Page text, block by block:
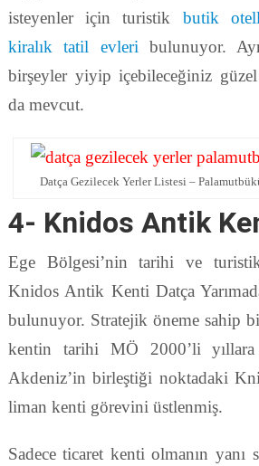
isteyenler için turistik butik
kiralık tatil evleri bulunuyor.
birşeyler yiyip içebileceğiniz
da mevcut.
Datça Gezilecek Yerler Listesi –
4- Knidos Antik
Ege Bölgesi’nin tarihi ve
Knidos Antik Kenti Datça
bulunuyor. Stratejik öneme sahip
kentin tarihi MÖ 2000’li
Akdeniz’in birleştiği noktadaki
liman kenti görevini üstlenmiş.
Sadece ticaret kenti olmanın yanı